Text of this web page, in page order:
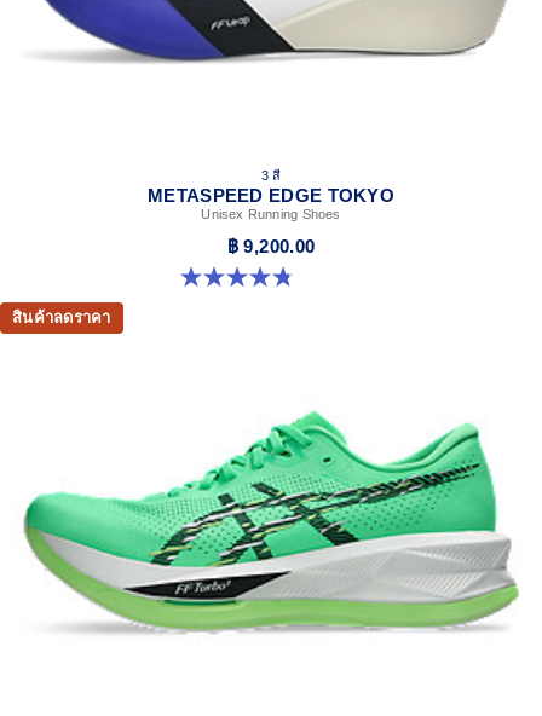
3 สี
METASPEED EDGE TOKYO
Unisex Running Shoes
฿ 9,200.00
4.8 จาก 5 ดาว 469 รีวิว
สินค้าลดราคา